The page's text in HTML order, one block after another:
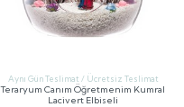
Aynı Gün Teslimat / Ücretsiz Teslimat
Teraryum Canım Öğretmenim Kumral
Lacivert Elbiseli